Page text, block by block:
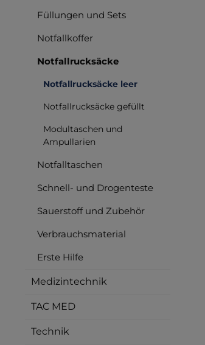
Füllungen und Sets
Notfallkoffer
Notfallrucksäcke
Notfallrucksäcke leer
Notfallrucksäcke gefüllt
Modultaschen und
Ampullarien
Notfalltaschen
Schnell- und Drogenteste
Sauerstoff und Zubehör
Verbrauchsmaterial
Erste Hilfe
Medizintechnik
TAC MED
Technik